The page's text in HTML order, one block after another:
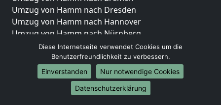
Umzug von Hamm nach Dresden
Umzug von Hamm nach Hannover
Umzug von Hamm nach Nürnberg
Umzug von Hamm nach Duisburg
Umzug von Hamm nach Bochum
Umzug von Hamm nach Wuppertal
Umzug von Hamm nach Bielefeld
Umzug von Hamm nach Bonn
Diese Internetseite verwendet Cookies um die
Benutzerfreundlichkeit zu verbessern.
Einverstanden
Nur notwendige Cookies
Datenschutzerklärung